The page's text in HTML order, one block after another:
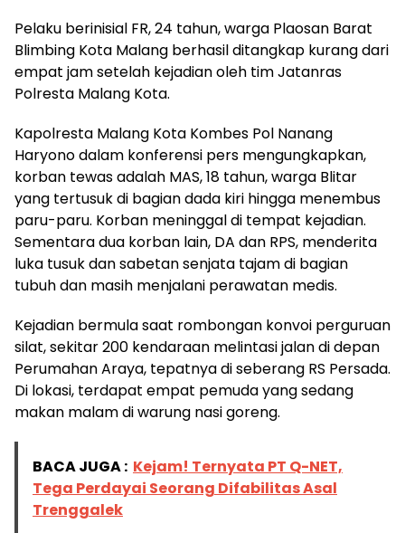
Pelaku berinisial FR, 24 tahun, warga Plaosan Barat
Blimbing Kota Malang berhasil ditangkap kurang dari
empat jam setelah kejadian oleh tim Jatanras
Polresta Malang Kota.
Kapolresta Malang Kota Kombes Pol Nanang
Haryono dalam konferensi pers mengungkapkan,
korban tewas adalah MAS, 18 tahun, warga Blitar
yang tertusuk di bagian dada kiri hingga menembus
paru-paru. Korban meninggal di tempat kejadian.
Sementara dua korban lain, DA dan RPS, menderita
luka tusuk dan sabetan senjata tajam di bagian
tubuh dan masih menjalani perawatan medis.
Kejadian bermula saat rombongan konvoi perguruan
silat, sekitar 200 kendaraan melintasi jalan di depan
Perumahan Araya, tepatnya di seberang RS Persada.
Di lokasi, terdapat empat pemuda yang sedang
makan malam di warung nasi goreng.
BACA JUGA : Kejam! Ternyata PT Q-NET,
Tega Perdayai Seorang Difabilitas Asal
Trenggalek